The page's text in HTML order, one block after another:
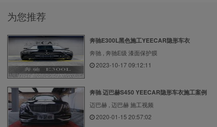
为您推荐
奔驰E300L黑色施工YEECAR隐形车衣
奔驰 , 奔驰E级 漆面保护膜
2023-10-17 09:12:11
奔驰 迈巴赫S450 YEECAR隐形车衣施工案例
迈巴赫 , 迈巴赫 施工视频
2020-01-15 20:57:02